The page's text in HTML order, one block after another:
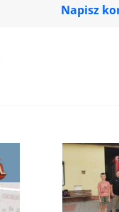
Napisz